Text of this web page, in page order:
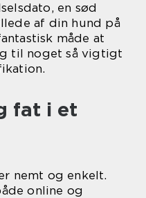
en sød
af din hund på
måde at
til noget så vigtigt
fat i et
nemt og enkelt.
online og